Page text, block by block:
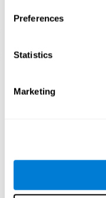
Preferences
Statistics
Marketing
المعرفية؟
الدماغ وسائل لهذا نمط
هذه الوظيفة المعرفة،